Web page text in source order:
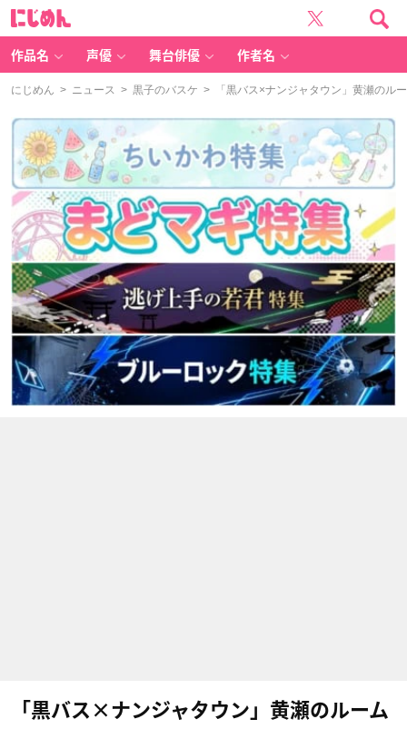
作品名 声優 舞台俳優 作者名
にじめん > ニュース > 黒子のバスケ > 「黒バス×ナンジャタウン」黄瀬のル
「黒バス×ナンジャタウン」黄瀬のルーム